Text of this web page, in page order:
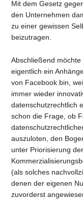
Mit dem Gesetz
den Unternehmen
zu einer gewissen
beizutragen.
Abschließend
eigentlich ein
von Facebook bin,
immer wieder
datenschutzrechtlich
schon die Frage, ob
auszuloten, den
unter Priorisierung
(als solches
denen der eigenen
zuvorderst